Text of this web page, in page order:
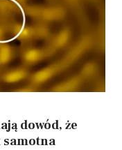
dowód, że
samotna